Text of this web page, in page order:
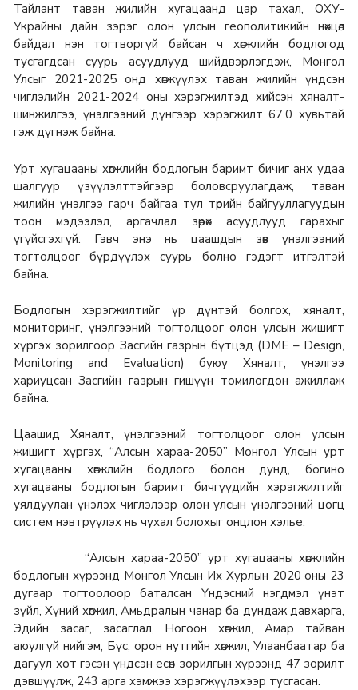
Тайлант таван жилийн хугацаанд цар тахал, ОХУ-
Украйны дайн зэрэг олон улсын геополитикийн нөхцөл
байдал нэн тогтворгүй байсан ч хөгжлийн бодлогод
тусгагдсан суурь асуудлууд шийдвэрлэгдэж, Монгол
Улсыг 2021-2025 онд хөгжүүлэх таван жилийн үндсэн
чиглэлийн 2021-2024 оны хэрэгжилтэд хийсэн хяналт-
шинжилгээ, үнэлгээний дүнгээр хэрэгжилт 67.0 хувьтай
гэж дүгнэж байна.
Урт хугацааны хөгжлийн бодлогын баримт бичиг анх удаа
шалгуур үзүүлэлттэйгээр боловсруулагдаж, таван
жилийн үнэлгээ гарч байгаа тул төрийн байгууллагуудын
тоон мэдээлэл, аргачлал зөрөх асуудлууд гарахыг
үгүйсгэхгүй. Гэвч энэ нь цаашдын зөв үнэлгээний
тогтолцоог бүрдүүлэх суурь болно гэдэгт итгэлтэй
байна.
Бодлогын хэрэгжилтийг үр дүнтэй болгох, хяналт,
мониторинг, үнэлгээний тогтолцоог олон улсын жишигт
хүргэх зорилгоор Засгийн газрын бүтцэд (DME – Design,
Monitoring and Evaluation) буюу Хяналт, үнэлгээ
хариуцсан Засгийн газрын гишүүн томилогдон ажиллаж
байна.
Цаашид Хяналт, үнэлгээний тогтолцоог олон улсын
жишигт хүргэх, “Алсын хараа-2050” Монгол Улсын урт
хугацааны хөгжлийн бодлого болон дунд, богино
хугацааны бодлогын баримт бичгүүдийн хэрэгжилтийг
уялдуулан үнэлэх чиглэлээр олон улсын үнэлгээний цогц
систем нэвтрүүлэх нь чухал болохыг онцлон хэлье.
“Алсын хараа-2050” урт хугацааны хөгжлийн
бодлогын хүрээнд Монгол Улсын Их Хурлын 2020 оны 23
дугаар тогтоолоор баталсан Үндэсний нэгдмэл үнэт
зүйл, Хүний хөгжил, Амьдралын чанар ба дундаж давхарга,
Эдийн засаг, засаглал, Ногоон хөгжил, Амар тайван
аюулгүй нийгэм, Бүс, орон нутгийн хөгжил, Улаанбаатар ба
дагуул хот гэсэн үндсэн есөн зорилгын хүрээнд 47 зорилт
дэвшүүлж, 243 арга хэмжээ хэрэгжүүлэхээр тусгасан.